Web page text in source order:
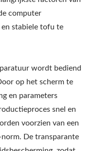
TOFU
KOOP,
MAKER,
TOFU
computer
stabiele tofu te
wordt bediend
op het scherm te
en parameters
snel en
voorzien van een
De transparante